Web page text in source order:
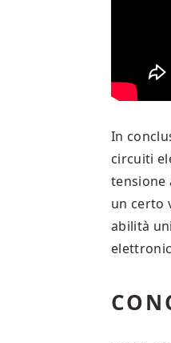
In
circuiti
tensione
un certo
abilità